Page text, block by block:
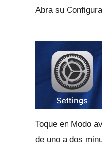
Abra su
Toque en Modo
de uno a dos